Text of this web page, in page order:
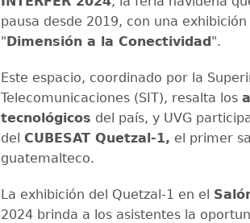
pausa desde 2019, con una
"Dimensión a la Conectividad".
Este espacio, coordinado por la
Telecomunicaciones (SIT), resalta los
tecnológicos del país, y UVG
del CUBESAT Quetzal-1, el primer
guatemalteco.
La exhibición del Quetzal-1 en el
2024 brinda a los asistentes la